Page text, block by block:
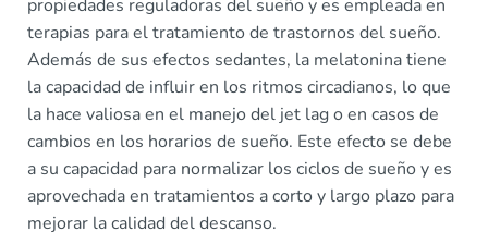
propiedades reguladoras del sueño y es empleada en
terapias para el tratamiento de trastornos del sueño.
Además de sus efectos sedantes, la melatonina tiene
la capacidad de influir en los ritmos circadianos, lo que
la hace valiosa en el manejo del jet lag o en casos de
cambios en los horarios de sueño. Este efecto se debe
a su capacidad para normalizar los ciclos de sueño y es
aprovechada en tratamientos a corto y largo plazo para
mejorar la calidad del descanso.